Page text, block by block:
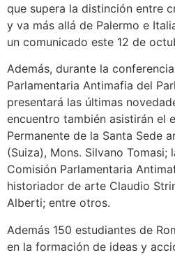
que supera la distinción entre
y va más allá de Palermo e
un comunicado este 12 de
Además, durante la
Parlamentaria Antimafia del
presentará las últimas
encuentro también asistirán el
Permanente de la Santa Sede
(Suiza), Mons. Silvano Tomasi;
Comisión Parlamentaria
historiador de arte Claudio
Alberti; entre otros.
Además 150 estudiantes de
en la formación de ideas y